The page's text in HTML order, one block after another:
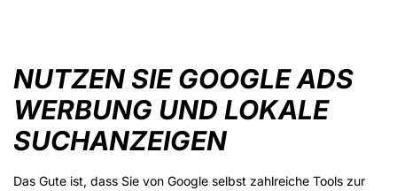
NUTZEN SIE GOOGLE ADS
WERBUNG UND LOKALE
SUCHANZEIGEN
Das Gute ist, dass Sie von Google selbst zahlreiche Tools zur